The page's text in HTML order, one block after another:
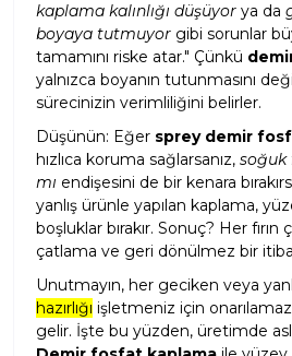
kaplama kalınlığı düşüyor ya da
boyaya tutmuyor gibi sorunlar
tamamını riske atar." Çünkü
yalnızca boyanın tutunmasını
sürecinizin verimliliğini belirler.
Düşünün: Eğer sprey demir
hızlıca koruma sağlarsanız, soğuk
mı endişesini de bir kenara
yanlış ürünle yapılan kaplama,
boşluklar bırakır. Sonuç? Her fırın
çatlama ve geri dönülmez bir
Unutmayın, her geciken veya
hazırlığı işletmeniz için onarılamaz
gelir. İşte bu yüzden, üretimde